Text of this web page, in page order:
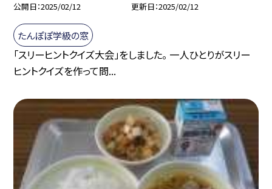
公開日 2025/02/12 更新日 2025/02/12
たんぽぽ学級の窓
「スリーヒントクイズ大会」をしました。 一人ひとりがスリー
ヒントクイズを作って問...